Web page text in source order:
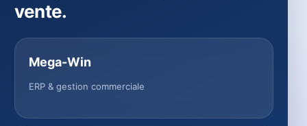
vente.
Mega-Win
ERP & gestion commerciale